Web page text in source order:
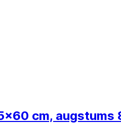
cm, augstums